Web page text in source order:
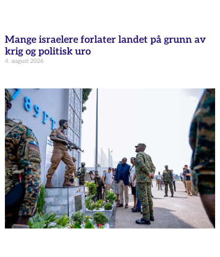
Mange israelere forlater landet på grunn av
krig og politisk uro
4. august 2026